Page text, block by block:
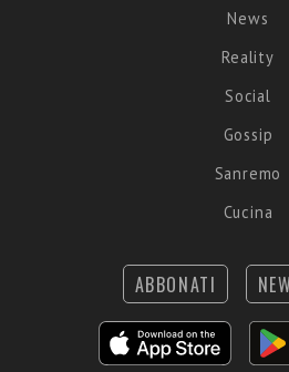
News
Reality
Social
Gossip
Sanremo
Cucina
ABBONATI